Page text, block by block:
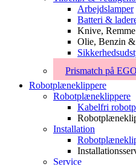
Arbejdslamper
Batteri &
Knive,
Olie, Benzin
Prismatch på
Robotplæneklippere
Robotplæneklippere
Kabelfri
Installation
Service